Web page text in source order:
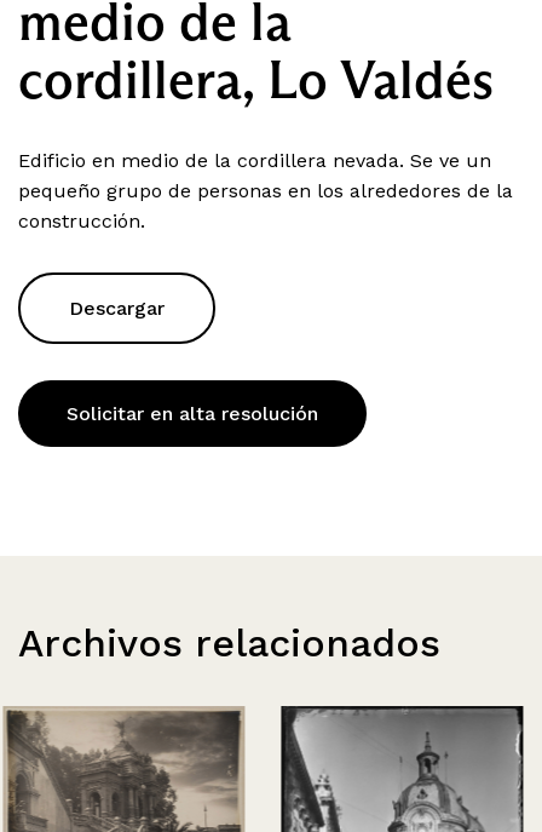
medio de la
cordillera, Lo Valdés
Edificio en medio de la cordillera nevada. Se ve un
pequeño grupo de personas en los alrededores de la
construcción.
Descargar
Solicitar en alta resolución
Archivos relacionados